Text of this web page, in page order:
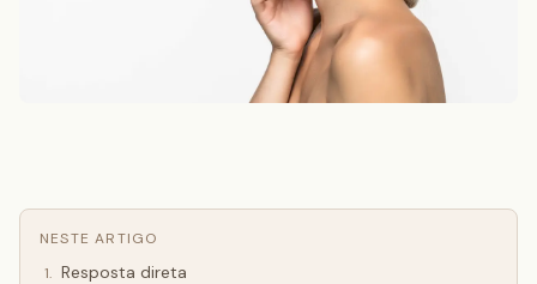
NESTE ARTIGO
1. Resposta direta